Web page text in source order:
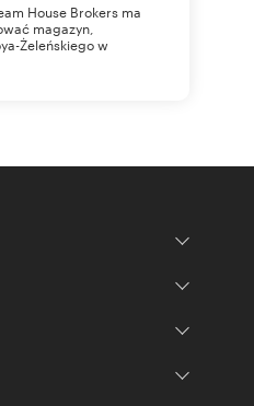
House Brokers ma
magazyn,
Żeleńskiego w